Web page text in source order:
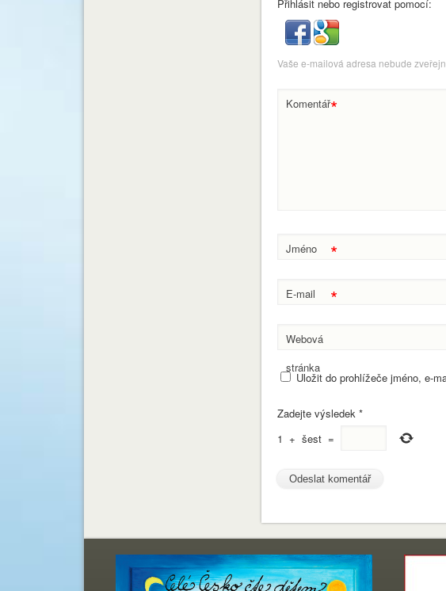
Přihlásit nebo registrovat pomocí:
Vaše e-mailová adresa nebude
Komentář*
Jméno *
E-mail *
Webová
stránka
Uložit do prohlížeče jméno, e-
Zadejte výsledek*
1 + šest =